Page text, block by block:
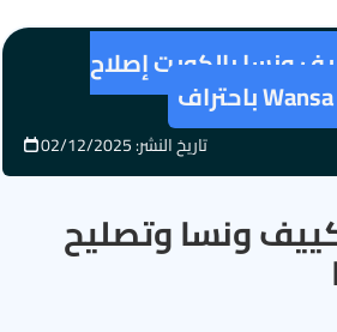
ونسا بالكويت إصلاح
تاريخ النشر: 02/12/2025
ونسا وتصليح